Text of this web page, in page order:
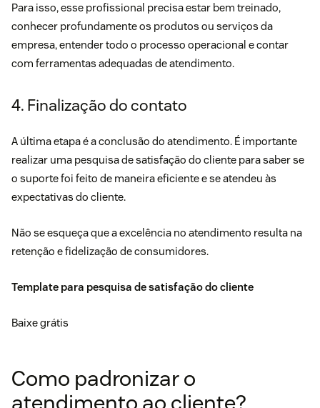
Para isso, esse profissional precisa estar bem treinado,
conhecer profundamente os produtos ou serviços da
empresa, entender todo o processo operacional e contar
com ferramentas adequadas de atendimento.
4. Finalização do contato
A última etapa é a conclusão do atendimento. É importante
realizar uma pesquisa de satisfação do cliente para saber se
o suporte foi feito de maneira eficiente e se atendeu às
expectativas do cliente.
Não se esqueça que a excelência no atendimento resulta na
retenção e fidelização de consumidores.
Template para pesquisa de satisfação do cliente
Baixe grátis
Como padronizar o